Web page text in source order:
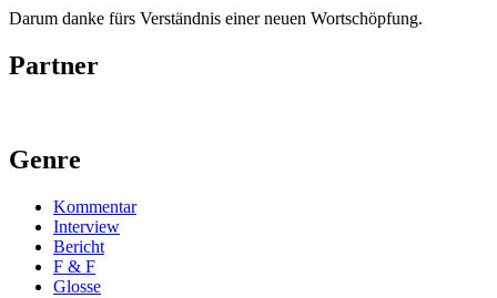
Darum danke fürs Verständnis einer neuen Wortschöpfung.
Partner
Genre
Kommentar
Interview
Bericht
F & F
Glosse